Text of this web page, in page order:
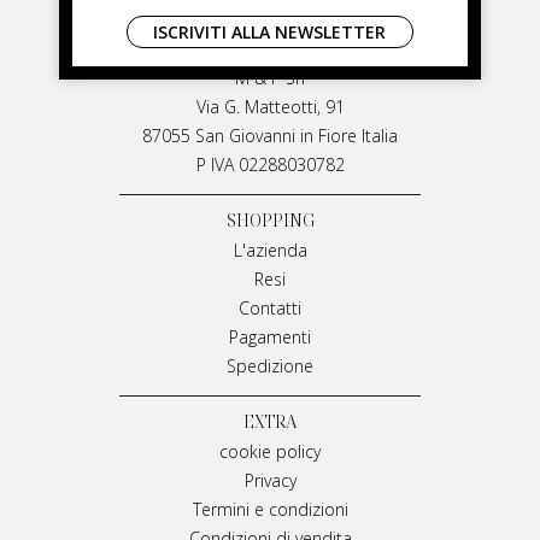
LIVIANA MIRARCHI
M & P Srl
Via G. Matteotti, 91
87055 San Giovanni in Fiore Italia
P IVA 02288030782
SHOPPING
L'azienda
Resi
Contatti
Pagamenti
Spedizione
EXTRA
cookie policy
Privacy
Termini e condizioni
ISCRIVITI ALLA NEWSLETTER